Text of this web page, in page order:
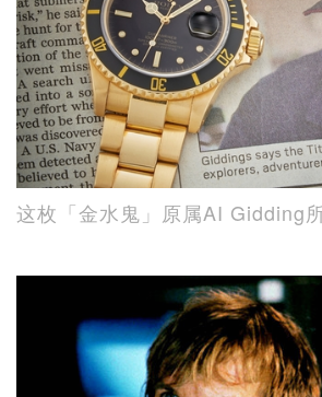
这枚「金水鬼」原属AI Gidding